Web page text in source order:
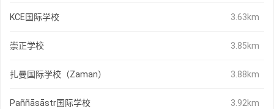
KCE国际学校 3.63km
崇正学校 3.85km
扎曼国际学校（Zaman） 3.88km
Paññāsāstr国际学校 3.92km